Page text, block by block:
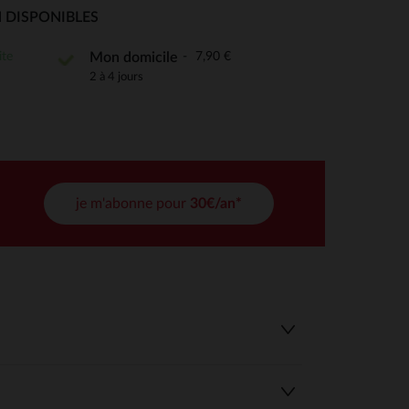
DISPONIBLES
Mon domicile 7,90 €
2 à 4 jours
je m'abonne pour 30€/an*